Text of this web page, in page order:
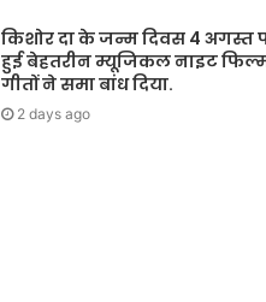
किशोर दा के जन्म दिवस 4 अगस्त
हुई बेहतरीन म्यूजिकल नाइट
गीतों ने समा बांध दिया.
2 days ago